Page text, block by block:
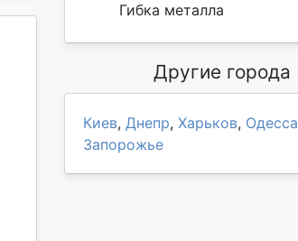
Гибка металла
Другие города
Киев, Днепр, Харьков, Одесса
Запорожье